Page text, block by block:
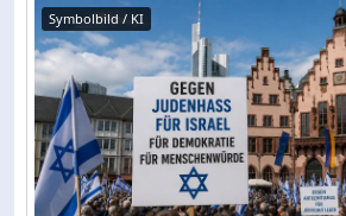
Symbolbild / KI